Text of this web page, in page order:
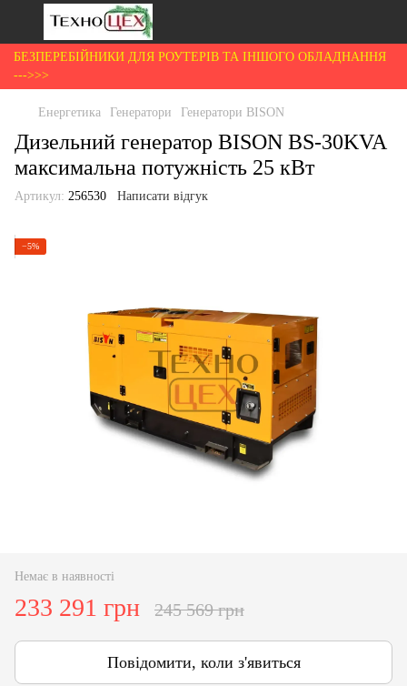
БЕЗПЕРЕБІЙНИКИ ДЛЯ РОУТЕРІВ ТА ІНШОГО ОБЛАДНАННЯ
--->>>
Енергетика Генератори Генератори BISON
Дизельний генератор BISON BS-30KVA
максимальна потужність 25 кВт
Артикул: 256530 Написати відгук
−5%
Немає в наявності
233 291 грн 245 569 грн
Повідомити, коли з'явиться